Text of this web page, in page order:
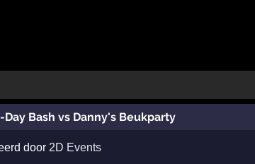
Day Bash vs Danny's Beukparty
door 2D Events